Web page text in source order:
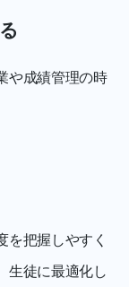
や成績管理の時
を把握しやすく
生徒に最適化し